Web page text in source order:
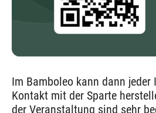
Im Bamboleo kann dann
Kontakt mit der Sparte
der Veranstaltung sind sehr